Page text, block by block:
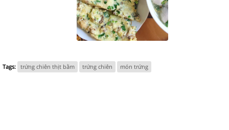
Tags: trứng chiên thịt bằm trứng chiên món trứng